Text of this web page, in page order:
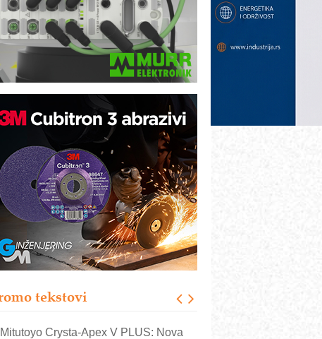
tekstovi
Automatizacija pakovanja · Display
(Shelf-Ready) omotnice
Potpuna efikasnost bez složenih
sistema
Trajna oznaka kao dugoročna korist
Bezbednost na prvom mestu!
IB BLUMENAUER - više od 40 godina
Art Utopia Studio – vizuelne priče
Mitutoyo Crysta-Apex V PLUS: Nova